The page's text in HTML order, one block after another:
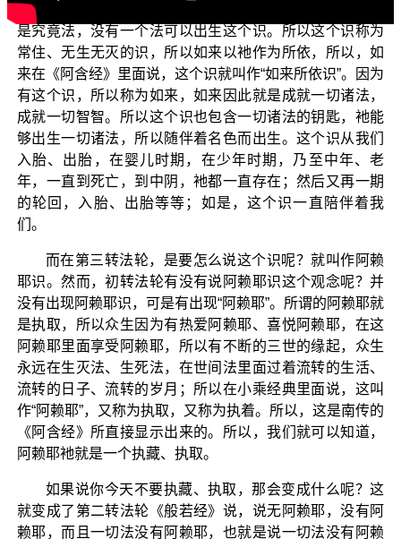
探求衪前面有个源头。为什么？因为这个识是本有，而且
是究竟法，没有一个法可以出生这个识。所以这个识称为
常住、无生无灭的识，所以如来以衪作为所依，所以，如
来在《阿含经》里面说，这个识就叫作“如来所依识”。因为
有这个识，所以称为如来，如来因此就是成就一切诸法，
成就一切智智。所以这个识也包含一切诸法的钥匙，衪能
够出生一切诸法，所以随伴着名色而出生。这个识从我们
入胎、出胎，在婴儿时期，在少年时期，乃至中年、老
年，一直到死亡，到中阴，衪都一直存在；然后又再一期
的轮回，入胎、出胎等等；如是，这个识一直陪伴着我
们。
而在第三转法轮，是要怎么说这个识呢？就叫作阿赖
耶识。然而，初转法轮有没有说阿赖耶识这个观念呢？并
没有出现阿赖耶识，可是有出现“阿赖耶”。所谓的阿赖耶就
是执取，所以众生因为有热爱阿赖耶、喜悦阿赖耶，在这
阿赖耶里面享受阿赖耶，所以有不断的三世的缘起，众生
永远在生灭法、生死法，在世间法里面过着流转的生活、
流转的日子、流转的岁月；所以在小乘经典里面说，这叫
作“阿赖耶”，又称为执取，又称为执着。所以，这是南传的
《阿含经》所直接显示出来的。所以，我们就可以知道，
阿赖耶衪就是一个执藏、执取。
如果说你今天不要执藏、执取，那会变成什么呢？这
就变成了第二转法轮《般若经》说，说无阿赖耶，没有阿
赖耶，而且一切法没有阿赖耶，也就是说一切法没有阿赖